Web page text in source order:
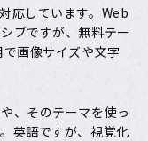
応しています。Web
ブですが、無料テー
画像サイズや文字
、そのテーマを使っ
英語ですが、視覚化